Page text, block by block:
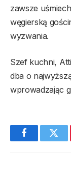
zawsze
węgierską
wyzwania.
Szef kuchni,
dba o
wprowadzając
Facebook